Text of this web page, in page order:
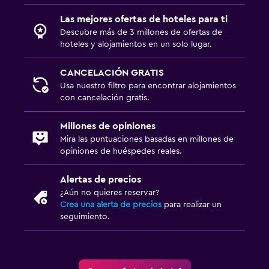
Servicios de lavandería/tintorería
Plancha y tabla de planchar
Plancha para pantalones
Enchufe cerca de la cama
Despertador
Armario o clóset
Estacionamiento y transporte
Estacionamiento en la calle
Las mejores ofertas de hoteles para ti
Descubre más de 3 millones de ofertas de
hoteles y alojamientos en un solo lugar.
CANCELACIÓN GRATIS
Usa nuestro filtro para encontrar alojamientos
con cancelación gratis.
Millones de opiniones
Mira las puntuaciones basadas en millones de
opiniones de huéspedes reales.
Alertas de precios
¿Aún no quieres reservar?
Crea una alerta de precios para realizar un
seguimiento.